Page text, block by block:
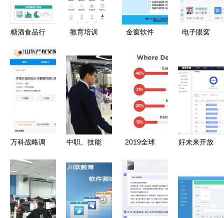
践
软件开发的
启示
糖酒食品行
分化下的用
户价值挖掘
与增量空间
析
教育培训
定制教育软
件的关键要
素与价值
金窗软件
育管理软件
的先行者
电子眼窝
教育信任
万科战略调
让济南外海
实验学校
100%股
中职、技能
中毕业生考
多元出路
2019全球
报告 软件
开发比机器
学习抢手，
好未来开放
力高质量教
育发展